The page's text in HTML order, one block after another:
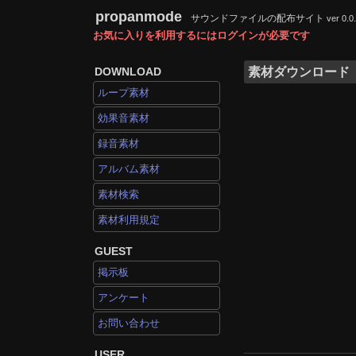
propanmode サウンドファイルの配布サイト ver
お気に入りを利用するにはログインが必要です
DOWNLOAD
ループ素材
効果音素材
録音素材
アルバム素材
素材検索
素材利用規定
GUEST
掲示板
アンケート
お問い合わせ
素材ダウンロード